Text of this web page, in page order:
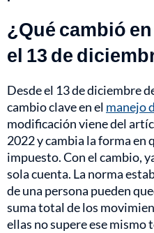
¿Qué cambió
el 13 de
Desde el 13 de diciembre
cambio clave en el manejo
modificación viene del
2022 y cambia la forma en
impuesto. Con el cambio,
sola cuenta. La norma
de una persona pueden
suma total de los
ellas no supere ese mismo